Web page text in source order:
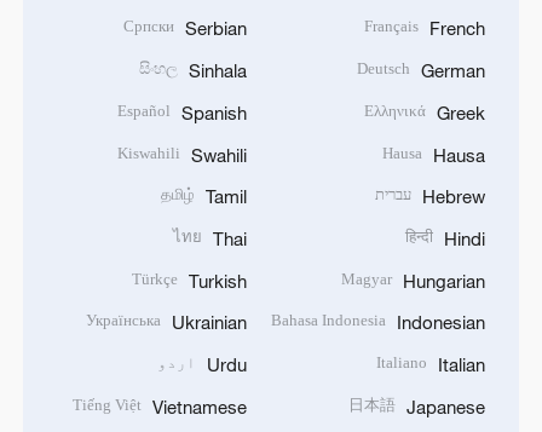
French
Français
German
Deutsch
Greek
Ελληνικά
Hausa
Hausa
Hebrew עברית
Hindi
हिन्दी
Hungarian
Magyar
Indonesian
Bahasa Indonesia
Italian
Italiano
Japanese
日本語
Serbian
Српски
Sinhala
සිංහල
Spanish
Español
Swahili
Kiswahili
Tamil
தமிழ்
Thai
ไทย
Turkish
Türkçe
Ukrainian
Українська
Urdu اردو
Vietnamese
Tiếng Việt